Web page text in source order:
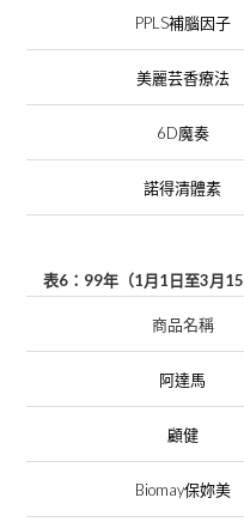
PPLS補腦因子
美麗芸香療法
6D魔奏
諾得清體素
表6 ： 99年（1月 1 日 至3月 15
商品名稱
阿達馬
顧健
Biomay保妳美